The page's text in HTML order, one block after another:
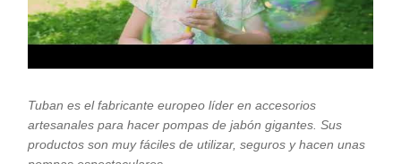
Tuban es el fabricante europeo líder en accesorios
artesanales para hacer pompas de jabón gigantes. Sus
productos son muy fáciles de utilizar, seguros y hacen unas